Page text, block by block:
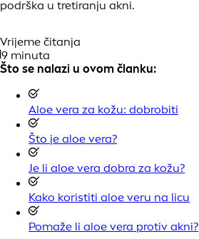
podrška u tretiranju akni.
Vrijeme čitanja
9 minuta
Što se nalazi u ovom članku:
Aloe vera za kožu: dobrobiti
Što je aloe vera?
Je li aloe vera dobra za kožu?
Kako koristiti aloe veru na licu
Pomaže li aloe vera protiv akni?